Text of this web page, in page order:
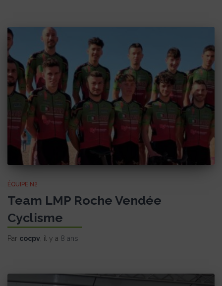
ÉQUIPE N2
Team LMP Roche Vendée
Cyclisme
Par cocpv , il y a 8 ans